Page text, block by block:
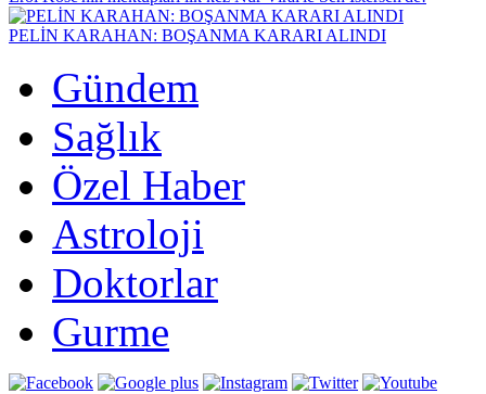
PELİN KARAHAN: BOŞANMA KARARI ALINDI
Gündem
Sağlık
Özel Haber
Astroloji
Doktorlar
Gurme